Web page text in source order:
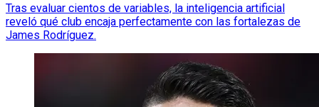
Tras evaluar cientos de variables, la inteligencia artificial
reveló qué club encaja perfectamente con las fortalezas de
James Rodríguez.